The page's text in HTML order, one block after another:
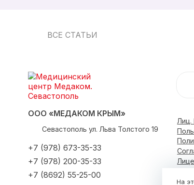
ВСЕ СТАТЬИ
ООО «МЕДАКОМ КРЫМ»
Севастополь ул. Льва Толстого 19
+7 (978) 673-35-33
+7 (978) 200-35-33
+7 (8692) 55-25-00
Лиц.
О
На